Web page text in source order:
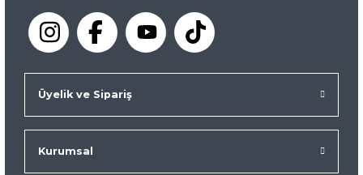
Üyelik ve Sipariş
Kurumsal